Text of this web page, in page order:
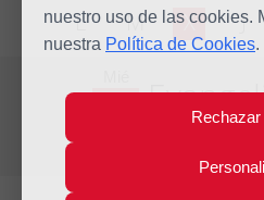
nuestro uso de las cookies.
nuestra Política de Cookies.
Rechazar
L M X J
18